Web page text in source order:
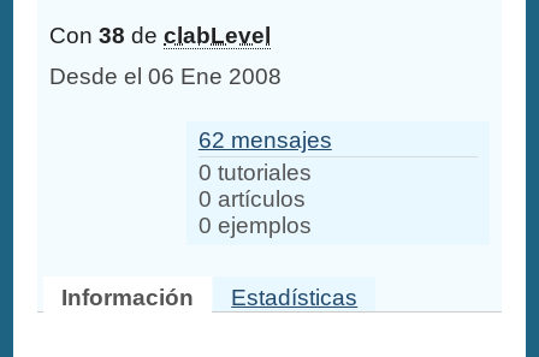
Con38 declabLevel
Desde el 06 Ene 2008
62 mensajes
0 tutoriales
0 artículos
0 ejemplos
Información Estadísticas